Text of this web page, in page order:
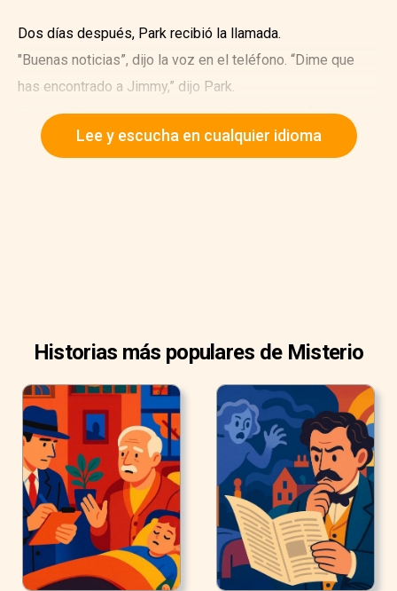
Dos días después, Park recibió la llamada.
"Buenas noticias”, dijo la voz en el teléfono. “Dime que
has encontrado a Jimmy,” dijo Park.
"Aún no. “Pero tenemos un sospechoso. Ya confesó".
Lee y escucha en cualquier idioma
Historias más populares de Misterio